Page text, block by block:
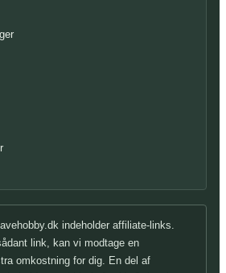
indeholder affiliate-links.
link, kan vi modtage en
omkostning for dig. En del af